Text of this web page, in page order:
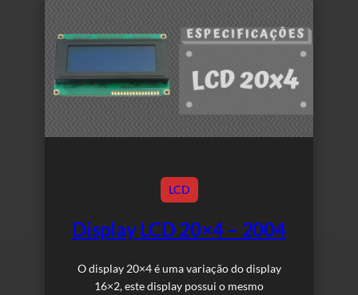
LCD
Display LCD 20×4 – 2004
O display 20×4 é uma variação do display
16×2, este display possui o mesmo